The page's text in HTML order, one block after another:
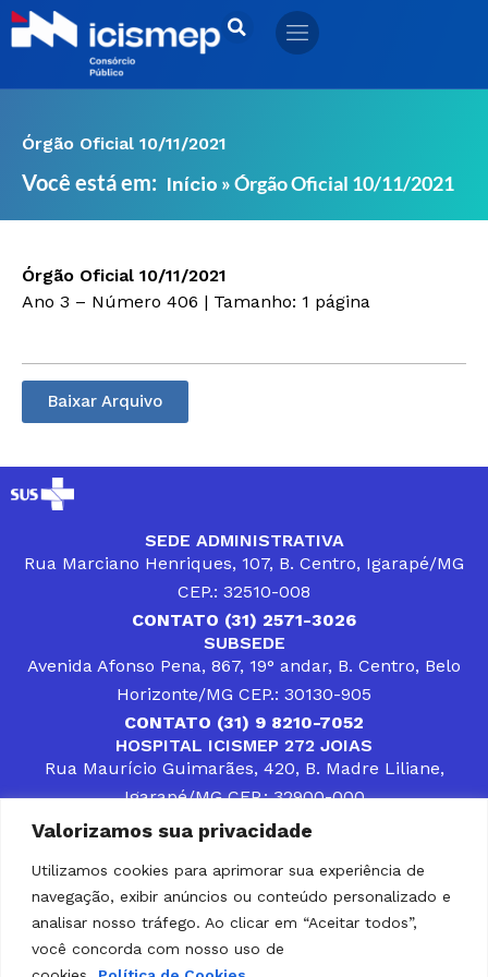
Valorizamos sua privacidade
Utilizamos cookies para aprimorar sua experiência de
navegação, exibir anúncios ou conteúdo personalizado e
analisar nosso tráfego. Ao clicar em “Aceitar todos”,
você concorda com nosso uso de
Ir
para
Órgão Oficial 10/11/2021
Você está em: Início »Órgão Oficial 10/11/2021
Órgão Oficial 10/11/2021
Ano 3 – Número 406 | Tamanho: 1 página
Baixar Arquivo
SEDE ADMINISTRATIVA
Rua Marciano Henriques, 107, B. Centro, Igarapé/MG
CEP.: 32510-008
CONTATO (31) 2571-3026
SUBSEDE
Avenida Afonso Pena, 867, 19° andar, B. Centro, Belo
Horizonte/MG CEP.: 30130-905
CONTATO (31) 9 8210-7052
HOSPITAL ICISMEP 272 JOIAS
Rua Maurício Guimarães, 420, B. Madre Liliane,
Igarapé/MG CEP.: 32900-000
CONTATOS (31) 3512-4400 ou (31) 9 8309-8660
DESENVOLVER SOLUÇÕES, AÇÕES E SERVIÇOS
PÚBLICOS QUE COMPLEMENTEM A ASSISTÊNCIA À
POPULAÇÃO DA REGIÃO EM QUE ATUA, SENDO
PARCEIRO DOS MUNICÍPIOS CONSORCIADOS NA
SOLUÇÃO DE DIFICULDADES ENFRENTADAS POR
GESTORES MUNICIPAIS, É O COMPROMISSO DO
ICISMEP.